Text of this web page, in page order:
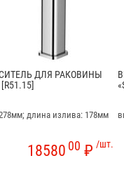
ДЛЯ РАКОВИНЫ
длина излива: 178мм
/шт.
18580 00 ₽